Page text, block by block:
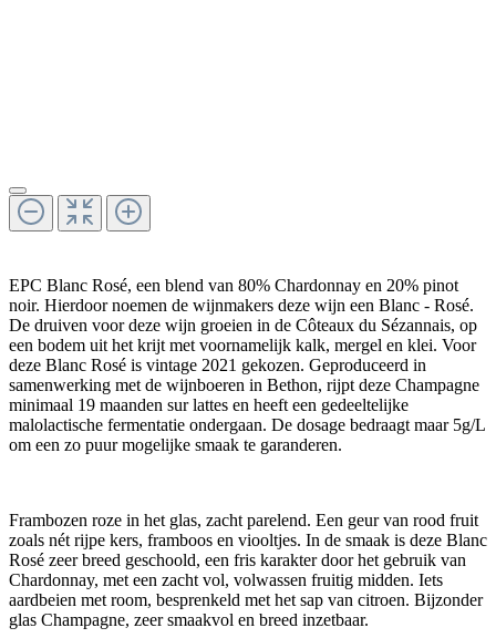
EPC Blanc Rosé, een blend van 80% Chardonnay en 20% pinot
noir. Hierdoor noemen de wijnmakers deze wijn een Blanc - Rosé.
De druiven voor deze wijn groeien in de Côteaux du Sézannais, op
een bodem uit het krijt met voornamelijk kalk, mergel en klei. Voor
deze Blanc Rosé is vintage 2021 gekozen. Geproduceerd in
samenwerking met de wijnboeren in Bethon, rijpt deze Champagne
minimaal 19 maanden sur lattes en heeft een gedeeltelijke
malolactische fermentatie ondergaan. De dosage bedraagt maar 5g/L
om een zo puur mogelijke smaak te garanderen.
Frambozen roze in het glas, zacht parelend. Een geur van rood fruit
zoals nét rijpe kers, framboos en viooltjes. In de smaak is deze Blanc
Rosé zeer breed geschoold, een fris karakter door het gebruik van
Chardonnay, met een zacht vol, volwassen fruitig midden. Iets
aardbeien met room, besprenkeld met het sap van citroen. Bijzonder
glas Champagne, zeer smaakvol en breed inzetbaar.